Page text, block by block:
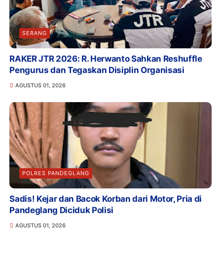
SERANG
RAKER JTR 2026: R. Herwanto Sahkan Reshuffle
Pengurus dan Tegaskan Disiplin Organisasi
AGUSTUS 01, 2026
POLRES PANDEGLANG
Sadis! Kejar dan Bacok Korban dari Motor, Pria di
Pandeglang Diciduk Polisi
AGUSTUS 01, 2026